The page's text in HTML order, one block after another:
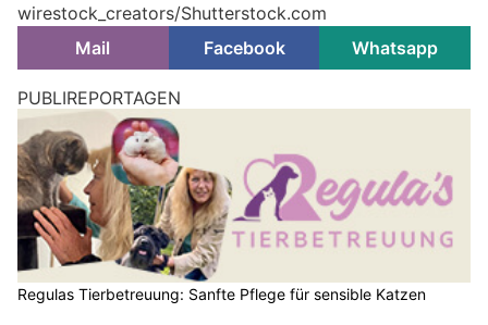
wirestock_creators/Shutterstock.com
Mail
Facebook Whatsapp
PUBLIREPORTAGEN
Regulas Tierbetreuung: Sanfte Pflege für sensible Katzen